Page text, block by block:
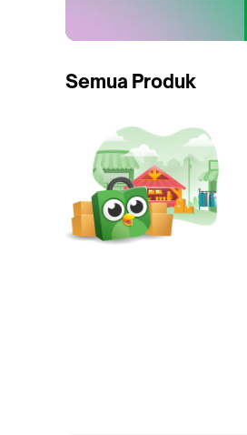
Semua Produk